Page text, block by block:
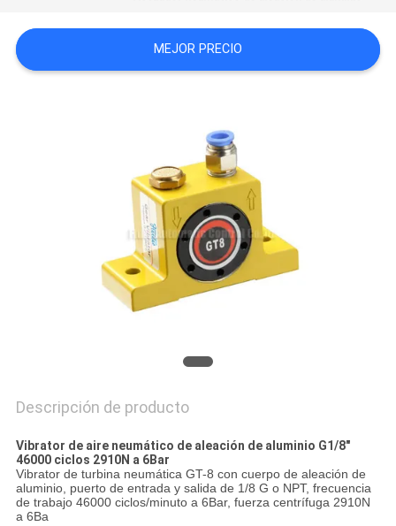
UNA
CITA
MEJOR PRECIO
Descripción de producto
Vibrator de aire neumático de aleación de aluminio G1/8"
46000 ciclos 2910N a 6Bar
Vibrator de turbina neumática GT-8 con cuerpo de aleación de
aluminio, puerto de entrada y salida de 1/8 G o NPT, frecuencia
de trabajo 46000 ciclos/minuto a 6Bar, fuerza centrífuga 2910N
a 6Ba